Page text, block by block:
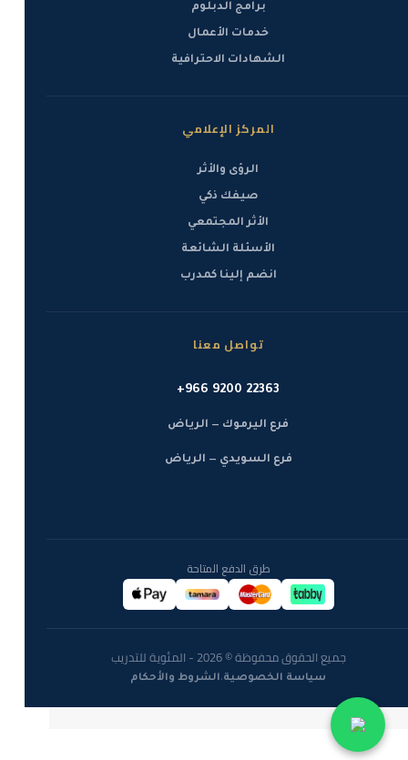
برامج الدبلوم
خدمات الأعمال
الشهادات الاحترافية
المركز الإعلامي
الرؤى والأثر
صيفك ذكي
الأثر المجتمعي
الأسئلة الشائعة
انضم إلينا كمدرب
تواصل معنا
+966 9200 22363
فرع اليرموك — الرياض
فرع السويدي — الرياض
طرق الدفع المتاحة
جميع الحقوق محفوظة © 2026 - المئوية للتدريب
سياسة الخصوصية·الشروط والأحكام